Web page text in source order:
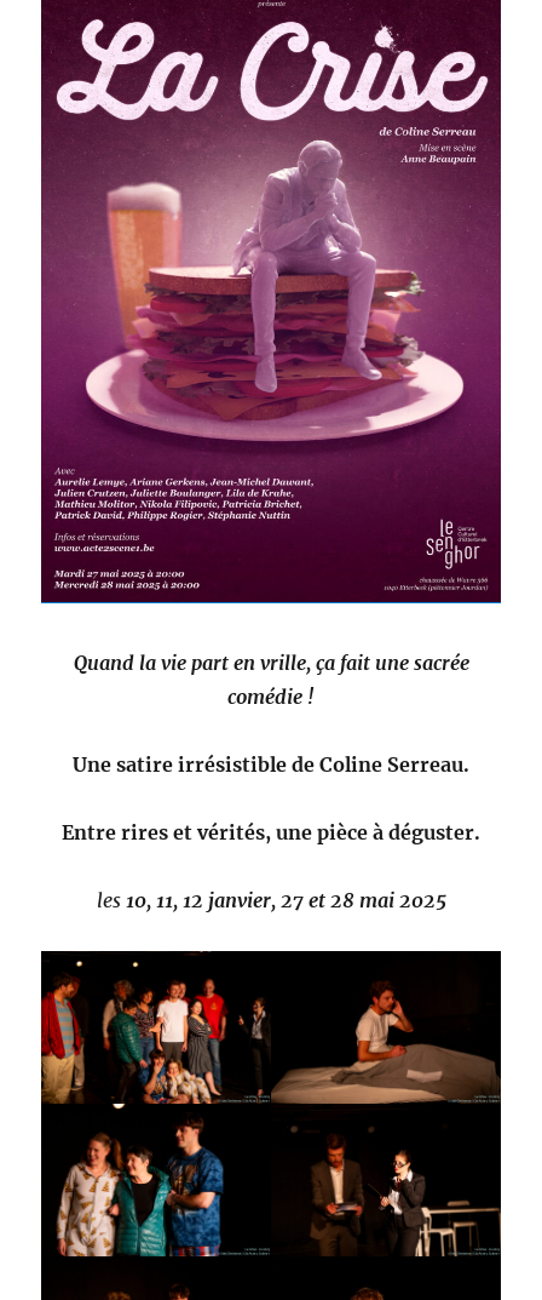
Quand la vie part en vrille, ça fait une sacrée
comédie !
Une satire irrésistible de Coline Serreau.
Entre rires et vérités, une pièce à déguster.
les 10, 11, 12 janvier, 27 et 28 mai 2025